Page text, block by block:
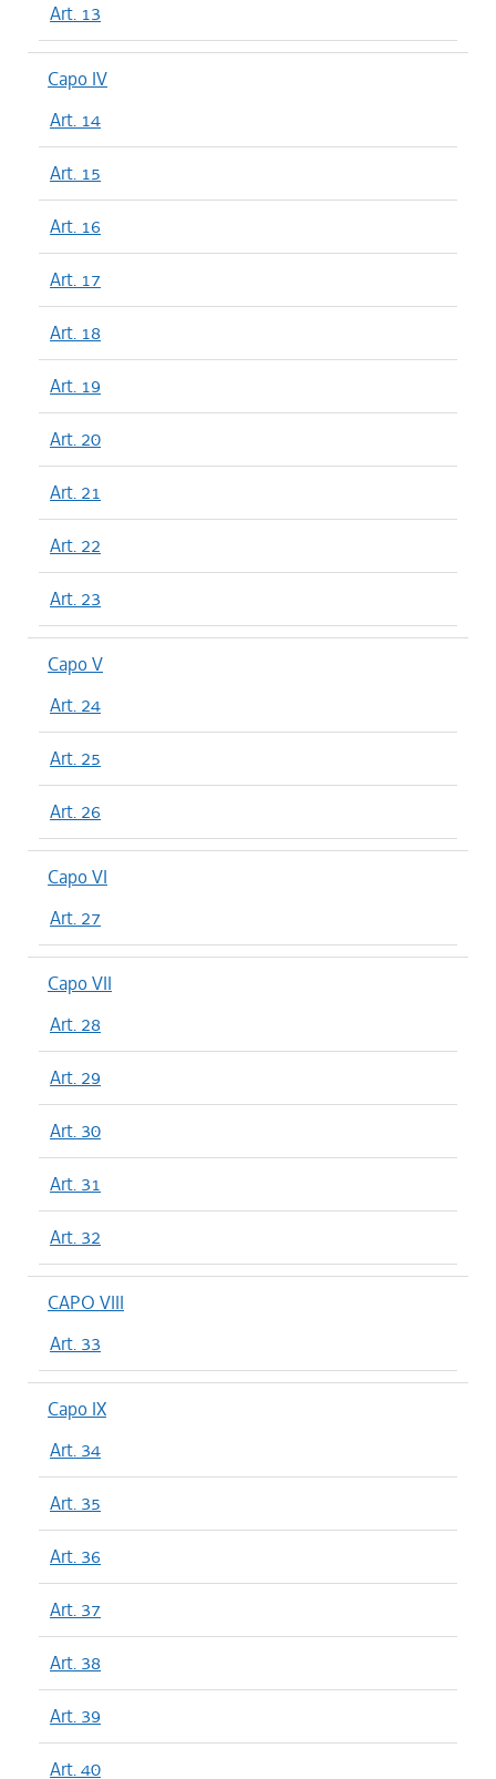
Art. 13
Capo IV
Art. 14
Art. 15
Art. 16
Art. 17
Art. 18
Art. 19
Art. 20
Art. 21
Art. 22
Art. 23
Capo V
Art. 24
Art. 25
Art. 26
Capo VI
Art. 27
Capo VII
Art. 28
Art. 29
Art. 30
Art. 31
Art. 32
CAPO VIII
Art. 33
Capo IX
Art. 34
Art. 35
Art. 36
Art. 37
Art. 38
Art. 39
Art. 40